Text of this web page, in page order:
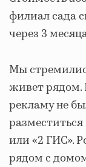
филиал сада
через 3
Мы
живет рядом.
рекламу не
разместиться
или «2 ГИС».
рядом с